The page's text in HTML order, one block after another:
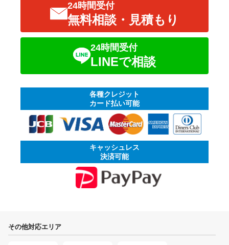
24時間受付
無料相談・見積もり
24時間受付
LINEで相談
各種クレジット
カード払い可能
キャッシュレス
決済可能
その他対応エリア